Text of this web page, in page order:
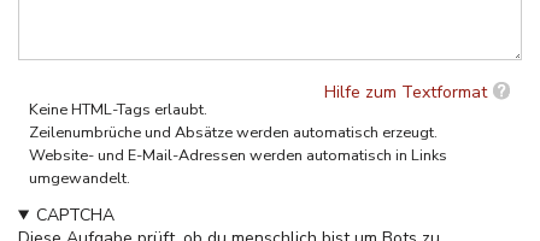
Hilfe zum Textformat
Keine HTML-Tags erlaubt.
Zeilenumbrüche und Absätze werden automatisch erzeugt.
Website- und E-Mail-Adressen werden automatisch in Links
umgewandelt.
CAPTCHA